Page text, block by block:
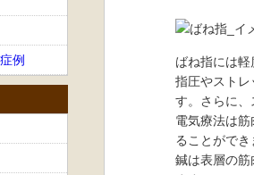
ばね指には
指圧やスト
す。さらに
電気療法は
ることができ
鍼は表層の
例